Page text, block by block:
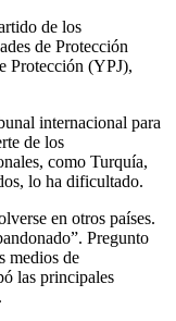
de los
de Protección
Protección (YPJ),
internacional para
de los
como Turquía,
lo ha dificultado.
en otros países.
Pregunto
medios de
las principales